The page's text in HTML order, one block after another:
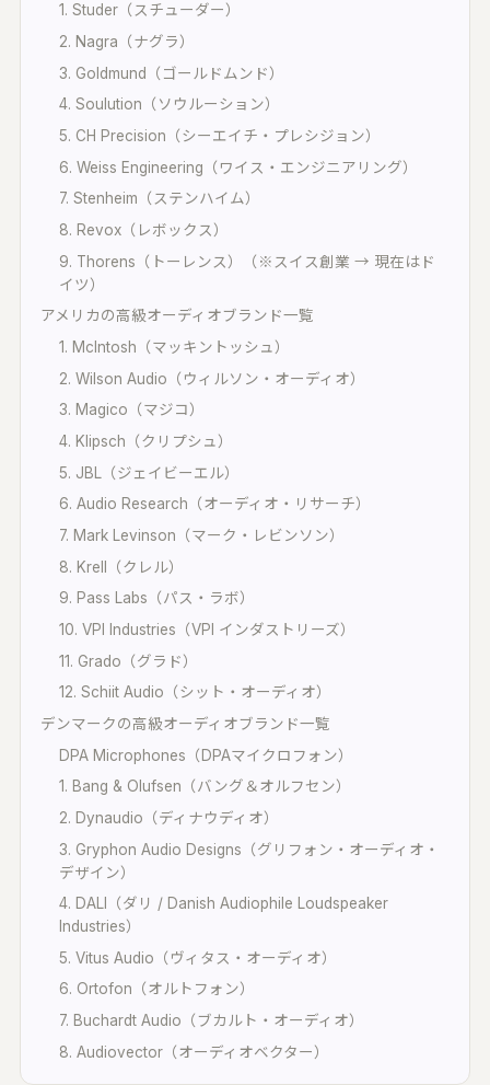
TEAM
葉方式のチーム編集｜3 人と録音を編集
ルック
ARTWORK
変換 (無料)｜ジャケット・サムネイルを規
1. Studer（スチューダー）
2. Nagra（ナグラ）
3. Goldmund（ゴールドムンド）
4. Soulution（ソウルーション）
5. CH Precision（シーエイチ・プレシジョン）
6. Weiss Engineering（ワイス・エンジニアリング）
7. Stenheim（ステンハイム）
8. Revox（レボックス）
9. Thorens（トーレンス）（※スイス創業 → 現在はド
イツ）
アメリカの高級オーディオブランド一覧
1. McIntosh（マッキントッシュ）
2. Wilson Audio（ウィルソン・オーディオ）
3. Magico（マジコ）
4. Klipsch（クリプシュ）
5. JBL（ジェイビーエル）
6. Audio Research（オーディオ・リサーチ）
7. Mark Levinson（マーク・レビンソン）
8. Krell（クレル）
9. Pass Labs（パス・ラボ）
10. VPI Industries（VPI インダストリーズ）
11. Grado（グラド）
12. Schiit Audio（シット・オーディオ）
デンマークの高級オーディオブランド一覧
DPA Microphones（DPAマイクロフォン）
1. Bang & Olufsen（バング＆オルフセン）
2. Dynaudio（ディナウディオ）
3. Gryphon Audio Designs（グリフォン・オーディオ・
デザイン）
4. DALI（ダリ / Danish Audiophile Loudspeaker
Industries）
5. Vitus Audio（ヴィタス・オーディオ）
6. Ortofon（オルトフォン）
7. Buchardt Audio（ブカルト・オーディオ）
8. Audiovector（オーディオベクター）